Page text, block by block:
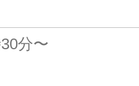
分〜